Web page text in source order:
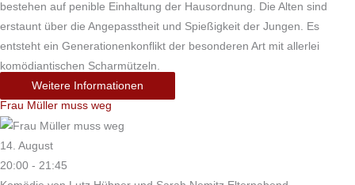
bestehen auf penible Einhaltung der Hausordnung. Die Alten sind
erstaunt über die Angepasstheit und Spießigkeit der Jungen. Es
entsteht ein Generationenkonflikt der besonderen Art mit allerlei
komödiantischen Scharmützeln.
Weitere Informationen
Frau Müller muss weg
14. August
20:00 - 21:45